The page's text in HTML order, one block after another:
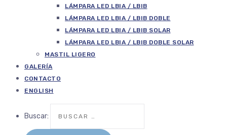
LÁMPARA LED LBIA / LBIB
LÁMPARA LED LBIA / LBIB DOBLE
LÁMPARA LED LBIA / LBIB SOLAR
LÁMPARA LED LBIA / LBIB DOBLE SOLAR
MASTIL LIGERO
GALERÍA
CONTACTO
ENGLISH
Buscar: